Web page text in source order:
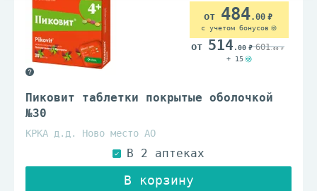
Пиковит таблетки покрытые оболочкой
№30
КРКА д.д. Ново место АО
484.00
с учетом бонусов
514.00 601.00
+ 15